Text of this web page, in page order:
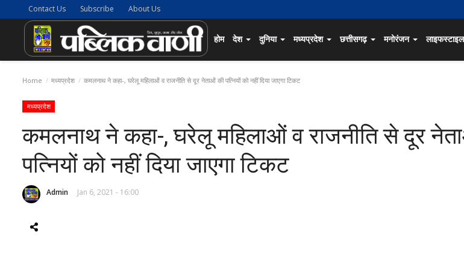
Contact Us Subscribe About Us
होम देश दुनिया मध्यप्रदेश छत्तीसगढ़ मनोरंजन लाइफस्टाइल
Home मध्यप्रदेश कमलनाथ ने कहा-, घरेलू महिलाओं व राजनीति से दूर नेताओं की पत्नियों को नहीं दिया जाएगा टिकट
मध्यप्रदेश
कमलनाथ ने कहा-, घरेलू महिलाओं व राजनीति से दूर
पत्नियों को नहीं दिया जाएगा टिकट
Admin Jan 6, 2021 - 16:00